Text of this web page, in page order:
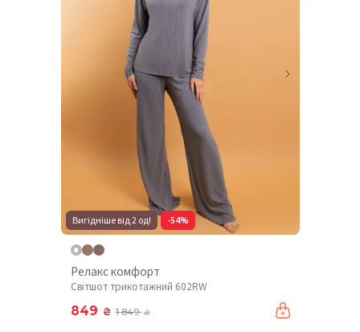
Вигідніше від 2 од! -54%
Релакс комфорт
Світшот трикотажний 602RW
849 ₴ 1 849₴